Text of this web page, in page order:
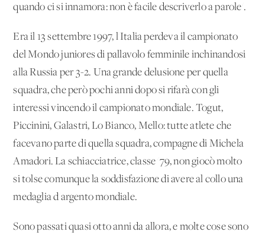
quando ci si innamora: non è facile descriverlo a parole'.
Era il 13 settembre 1997, l'Italia perdeva il campionato
del Mondo juniores di pallavolo femminile inchinandosi
alla Russia per 3-2. Una grande delusione per quella
squadra, che però pochi anni dopo si rifarà con gli
interessi vincendo il campionato mondiale. Togut,
Piccinini, Galastri, Lo Bianco, Mello: tutte atlete che
facevano parte di quella squadra, compagne di Michela
Amadori. La schiacciatrice, classe '79, non giocò molto
si tolse comunque la soddisfazione di avere al collo una
medaglia d'argento mondiale.
Sono passati quasi otto anni da allora, e molte cose sono